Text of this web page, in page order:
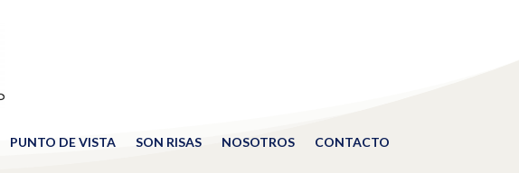
PUNTO DE VISTA SON RISAS NOSOTROS CONTACTO